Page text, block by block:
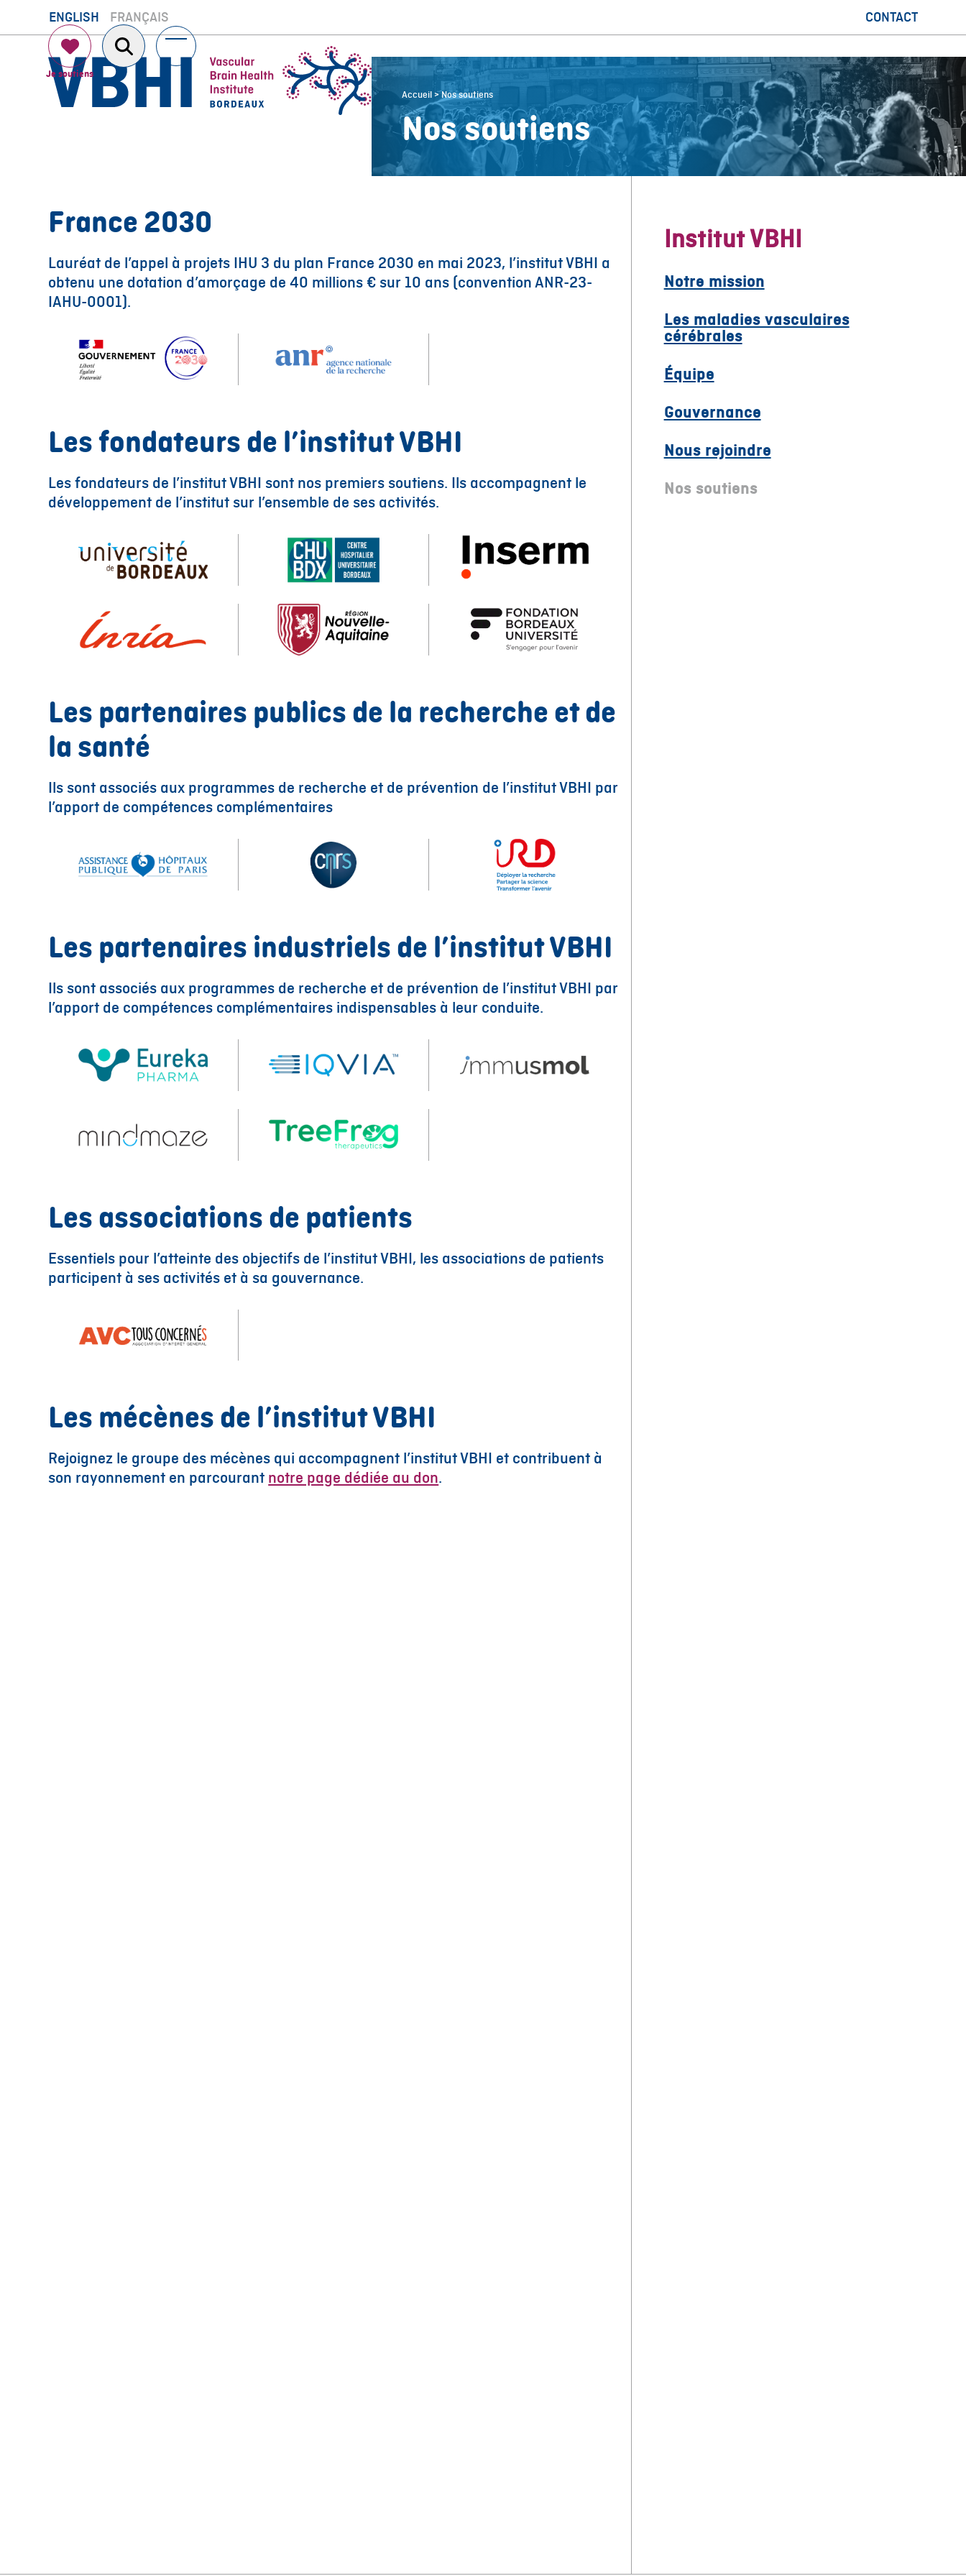
content
ENGLISH FRANÇAIS CONTACT
Open
Close
Nos soutiens
Accueil>Nos soutiens
France 2030
Lauréat de l’appel à projets IHU 3 du plan France 2030 en mai 2023, l’institut VBHI a
obtenu une dotation d’amorçage de 40 millions € sur 10 ans (convention ANR-23-
IAHU-0001).
Les fondateurs de l’institut VBHI
Les fondateurs de l’institut VBHI sont nos premiers soutiens. Ils accompagnent le
développement de l’institut sur l’ensemble de ses activités.
Les partenaires publics de la recherche et de
la santé
Ils sont associés aux programmes de recherche et de prévention de l’institut VBHI par
l’apport de compétences complémentaires
Les partenaires industriels de l’institut VBHI
Ils sont associés aux programmes de recherche et de prévention de l’institut VBHI par
l’apport de compétences complémentaires indispensables à leur conduite.
Les associations de patients
Essentiels pour l’atteinte des objectifs de l’institut VBHI, les associations de patients
participent à ses activités et à sa gouvernance.
Les mécènes de l’institut VBHI
Rejoignez le groupe des mécènes qui accompagnent l’institut VBHI et contribuent à
son rayonnement en parcourant notre page dédiée au don.
Institut VBHI
Notre mission
Les maladies vasculaires
cérébrales
Équipe
Gouvernance
Nous rejoindre
Nos soutiens